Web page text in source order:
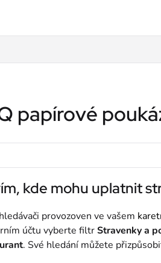
papírové
kde mohu uplatnit
provozoven ve vašem
účtu vyberte filtrStravenky a
. Své hledání můžete